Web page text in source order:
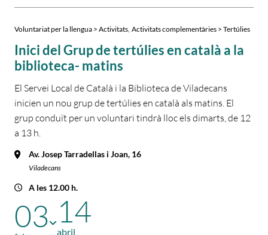
Voluntariat per la llengua > Activitats Activitats complementàries > Tertúlies
Inici del Grup de tertúlies en català a la
biblioteca- matins
El Servei Local de Català i la Biblioteca de Viladecans
inicien un nou grup de tertúlies en català als matins. El
grup conduït per un voluntari tindrà lloc els dimarts, de 12
a 13 h.
Av. Josep Tarradellas i Joan, 16
Viladecans
A les 12.00 h.
03 14
abril